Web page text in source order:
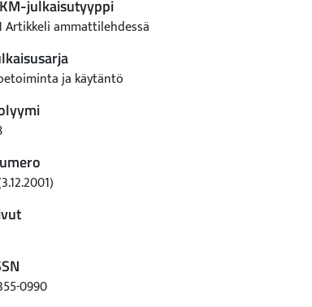
julkaisutyyppi
Artikkeli ammattilehdessä
ja käytäntö
0990